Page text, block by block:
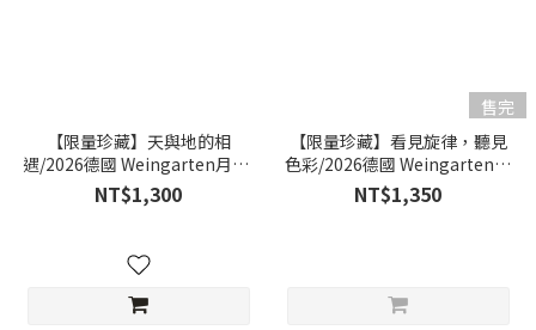
【限量珍藏】天與地的相
遇/2026德國 Weingarten月曆/
藝術海報/Between Heaven
and Eart
NT$1,300
售完
【限量珍藏】看見旋律，聽見
色彩/2026德國 Weingarten月
曆/藝術海報/Allegro Edition
NT$1,350